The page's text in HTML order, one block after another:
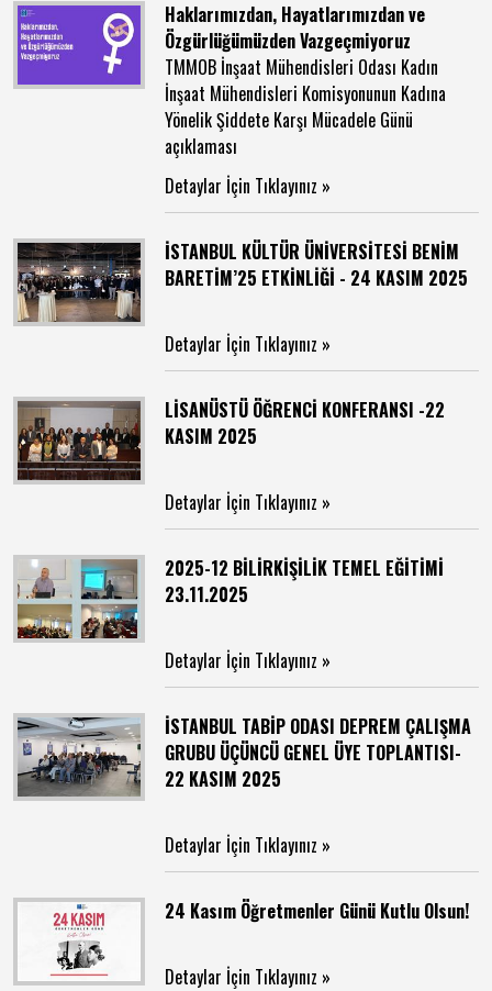
Haklarımızdan, Hayatlarımızdan ve
Özgürlüğümüzden Vazgeçmiyoruz
TMMOB İnşaat Mühendisleri Odası Kadın
İnşaat Mühendisleri Komisyonunun Kadına
Yönelik Şiddete Karşı Mücadele Günü
açıklaması
Detaylar İçin Tıklayınız »
İSTANBUL KÜLTÜR ÜNİVERSİTESİ BENİM
BARETİM’25 ETKİNLİĞİ - 24 KASIM 2025
Detaylar İçin Tıklayınız »
LİSANÜSTÜ ÖĞRENCİ KONFERANSI -22
KASIM 2025
Detaylar İçin Tıklayınız »
2025-12 BİLİRKİŞİLİK TEMEL EĞİTİMİ
23.11.2025
Detaylar İçin Tıklayınız »
İSTANBUL TABİP ODASI DEPREM ÇALIŞMA
GRUBU ÜÇÜNCÜ GENEL ÜYE TOPLANTISI-
22 KASIM 2025
Detaylar İçin Tıklayınız »
24 Kasım Öğretmenler Günü Kutlu Olsun!
Detaylar İçin Tıklayınız »